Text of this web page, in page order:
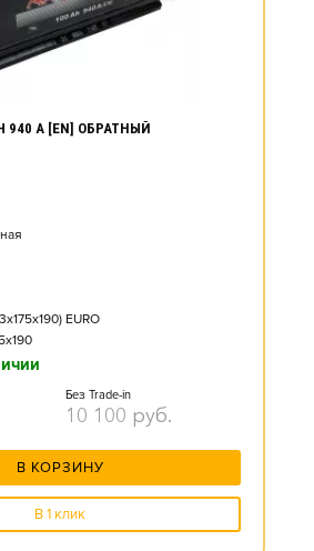
940 А [EN] ОБРАТНЫЙ
EURO
Без Trade-in
10 100 руб.
В КОРЗИНУ
В 1 клик